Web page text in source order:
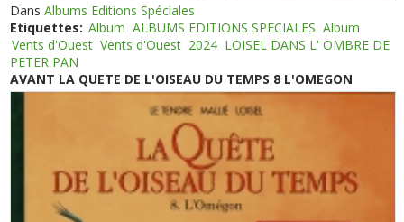
DansAlbums Editions Spéciales
Etiquettes: Album ALBUMS EDITIONS SPECIALES Album
Vents d'Ouest Vents d'Ouest 2024 LOISEL DANS L' OMBRE DE
PETER PAN
AVANT LA QUETE DE L'OISEAU DU TEMPS 8 L'OMEGON